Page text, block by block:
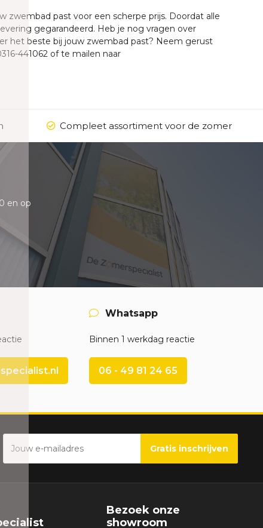
zwembad past voor een scherpe prijs. Doordat alle
gegarandeerd. Heb je nog vragen over
het beste bij jouw zwembad past? Neem gerust
441062 of te mailen naar
Compleet assortiment voor de zomer
en op
Whatsapp
Binnen 1 werkdag reactie
06 - 49 81 24 65
Gratis inschrijven
Bezoek onze
showroom